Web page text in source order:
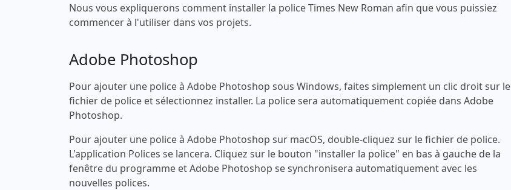
Nous vous expliquerons comment installer la police Times New Roman afin que vous puissiez
commencer à l'utiliser dans vos projets.
Adobe Photoshop
Pour ajouter une police à Adobe Photoshop sous Windows, faites simplement un clic droit sur le
fichier de police et sélectionnez installer. La police sera automatiquement copiée dans Adobe
Photoshop.
Pour ajouter une police à Adobe Photoshop sur macOS, double-cliquez sur le fichier de police.
L'application Polices se lancera. Cliquez sur le bouton "installer la police" en bas à gauche de la
fenêtre du programme et Adobe Photoshop se synchronisera automatiquement avec les
nouvelles polices.